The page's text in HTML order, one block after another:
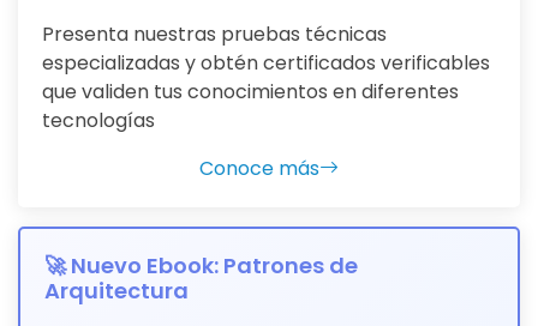
Presenta nuestras pruebas técnicas
especializadas y obtén certificados verificables
que validen tus conocimientos en diferentes
tecnologías
Conoce más
🚀 Nuevo Ebook: Patrones de
Arquitectura